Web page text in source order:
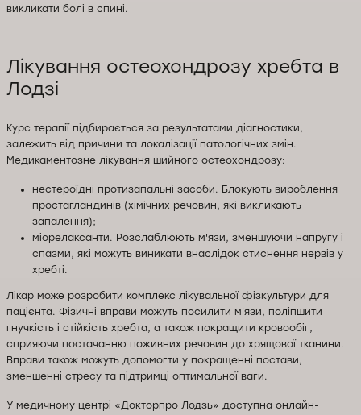
викликати болі в спині.
Лікування остеохондрозу хребта в
Лодзі
Курс терапії підбирається за результатами діагностики,
залежить від причини та локалізації патологічних змін.
Медикаментозне лікування шийного остеохондрозу:
нестероїдні протизапальні засоби. Блокують вироблення
простагландинів (хімічних речовин, які викликають
запалення);
міорелаксанти. Розслаблюють м'язи, зменшуючи напругу і
спазми, які можуть виникати внаслідок стиснення нервів у
хребті.
Лікар може розробити комплекс лікувальної фізкультури для
пацієнта. Фізичні вправи можуть посилити м'язи, поліпшити
гнучкість і стійкість хребта, а також покращити кровообіг,
сприяючи постачанню поживних речовин до хрящової тканини.
Вправи також можуть допомогти у покращенні постави,
зменшенні стресу та підтримці оптимальної ваги.
У медичному центрі «Докторпро Лодзь» доступна онлайн-